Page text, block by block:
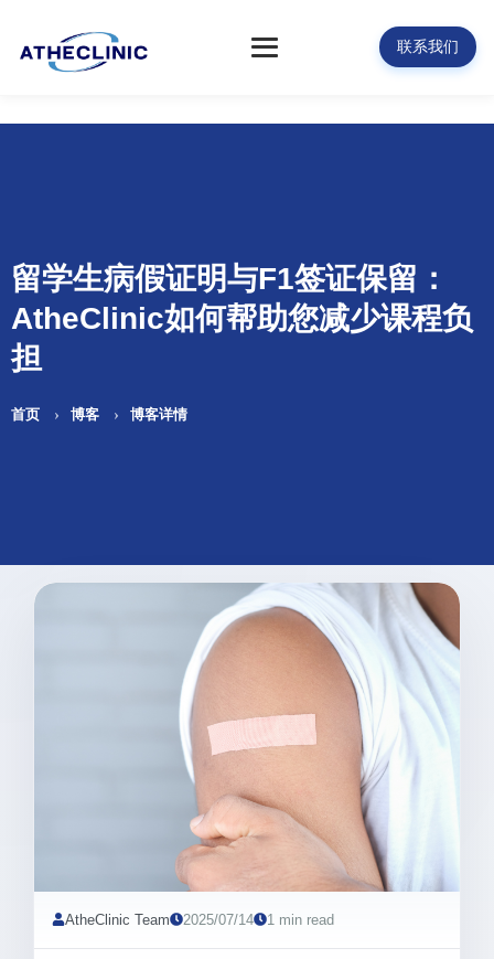
联系我们
留学生病假证明与F1签证保留：
AtheClinic如何帮助您减少课程负
担
首页 博客 博客详情
AtheClinic Team 2025/07/14 1 min read